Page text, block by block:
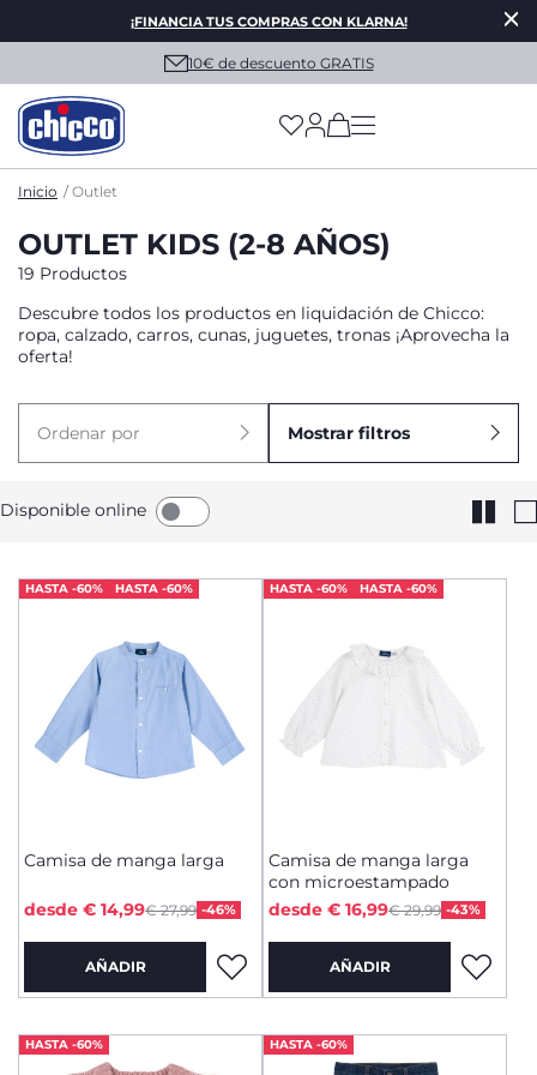
¡FINANCIA TUS COMPRAS CON KLARNA!
10€ de descuento GRATIS
(has more options
Inicio Outlet
OUTLET KIDS (2-8 AÑOS)
19 Productos
Descubre todos los productos en liquidación de Chicco:
ropa, calzado, carros, cunas, juguetes, tronas ¡Aprovecha la
oferta!
Ordenar por Mostrar filtros
Disponible online
HASTA -60% HASTA -60%
Camisa de manga larga
Price reduced from
€ 27,99 -46%
to
desde € 14,99
AÑADIR
HASTA -60% HASTA -60%
Camisa de manga larga
con microestampado
Price reduced from
€ 29,99 -43%
to
desde € 16,99
AÑADIR
HASTA -60% HASTA -60%